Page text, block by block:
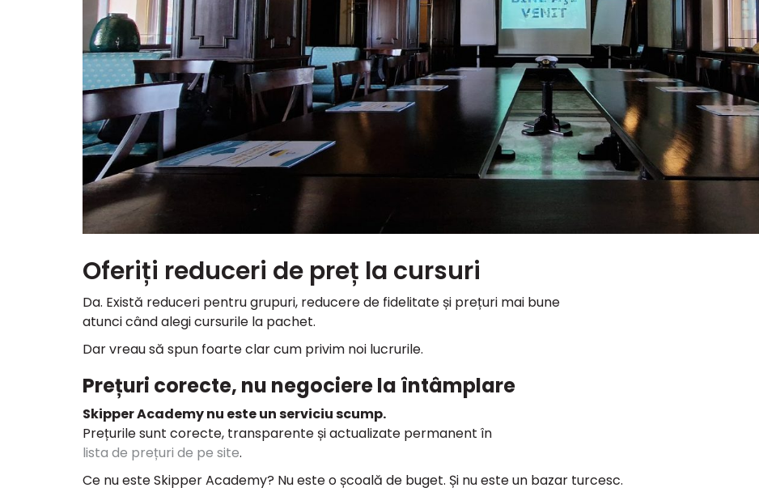
Oferiți reduceri de preț la cursuri
Da. Există reduceri pentru grupuri, reducere de fidelitate și prețuri mai bune
atunci când alegi cursurile la pachet.
Dar vreau să spun foarte clar cum privim noi lucrurile.
Prețuri corecte, nu negociere la întâmplare
Skipper Academy nu este un serviciu scump.
Prețurile sunt corecte, transparente și actualizate permanent în
lista de prețuri de pe site.
Ce nu este Skipper Academy? Nu este o școală de buget. Și nu este un bazar turcesc.